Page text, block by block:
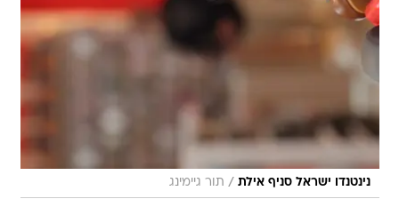
נינטנדו ישראל סניף אילת / תור גיימינג